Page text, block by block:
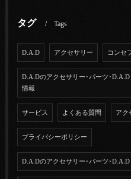
タグ Tags
D.A.D アクセサリー コンセ
D.A.Dのアクセサリー･パーツ･
情報
サービス よくある質問 アク
プライバシーポリシー
D.A.Dのアクセサリー･パーツ･